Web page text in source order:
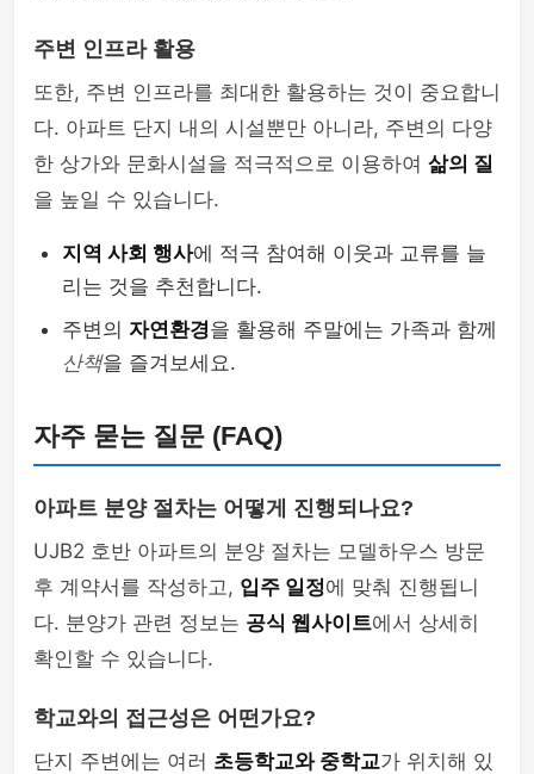
주변 인프라 활용
또한, 주변 인프라를 최대한 활용하는 것이 중요합니
다. 아파트 단지 내의 시설뿐만 아니라, 주변의 다양
한 상가와 문화시설을 적극적으로 이용하여 삶의 질
을 높일 수 있습니다.
지역 사회 행사에 적극 참여해 이웃과 교류를 늘
리는 것을 추천합니다.
주변의 자연환경을 활용해 주말에는 가족과 함께
산책을 즐겨보세요.
자주 묻는 질문 (FAQ)
아파트 분양 절차는 어떻게 진행되나요?
UJB2 호반 아파트의 분양 절차는 모델하우스 방문
후 계약서를 작성하고, 입주 일정에 맞춰 진행됩니
다. 분양가 관련 정보는 공식 웹사이트에서 상세히
확인할 수 있습니다.
학교와의 접근성은 어떤가요?
단지 주변에는 여러 초등학교와 중학교가 위치해 있